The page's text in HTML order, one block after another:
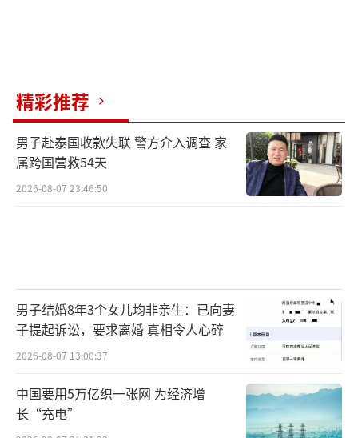
不少企退老人心里犯嘀咕：按时交了一辈
子社保，为啥待遇偏低？
精彩推荐
男子赴泰国收款失联 警方介入调查 家
属跨国营救54天
2026-08-07 23:46:50
男子结婚8年3个女儿均非亲生：已向妻
子提起诉讼，要求离婚 真相令人心碎
2026-08-07 13:00:37
中国要用5万亿织一张网 为经济增
长“充电”